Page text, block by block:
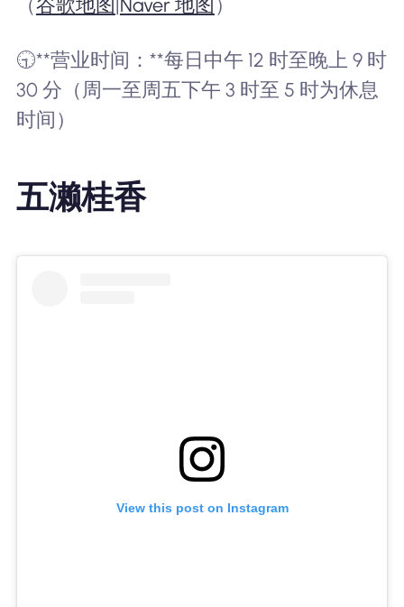
（谷歌地图|Naver 地图 ）
🕤**营业时间：**每日中午 12 时至晚上 9 时
30 分（周一至周五下午 3 时至 5 时为休息
时间）
五濑桂香
View this post on Instagram